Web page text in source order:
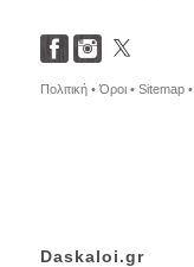
Πολιτική •Όροι • Sitemap •
Daskaloi.gr